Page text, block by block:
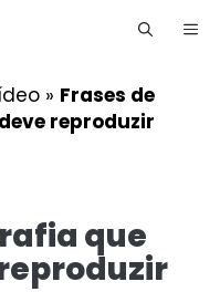
» Frases de
reproduzir
que